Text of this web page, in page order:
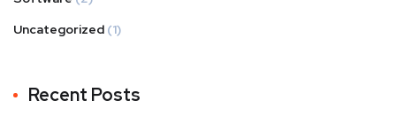
Uncategorized (1)
Recent Posts